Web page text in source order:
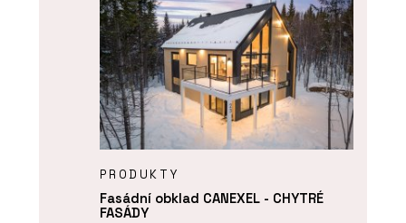
PRODUKTY
Fasádní obklad CANEXEL - CHYTRÉ
FASÁDY